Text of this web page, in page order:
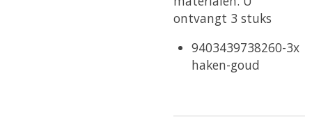
ontvangt 3 stuks
9403439738260-3x
haken-goud